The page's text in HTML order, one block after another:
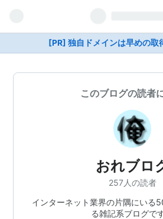
[PR] 独自ドメインは早めの取
このブログの読者
おれブロ
257人の読者
インターネット業界の片隅にいる
る雑記系ブログです